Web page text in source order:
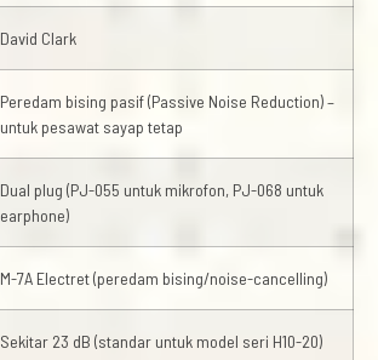
David Clark
Peredam bising pasif (Passive Noise Reduction) –
untuk pesawat sayap tetap
Dual plug (PJ-055 untuk mikrofon, PJ-068 untuk
earphone)
M-7A Electret (peredam bising/noise-cancelling)
Sekitar 23 dB (standar untuk model seri H10-20)